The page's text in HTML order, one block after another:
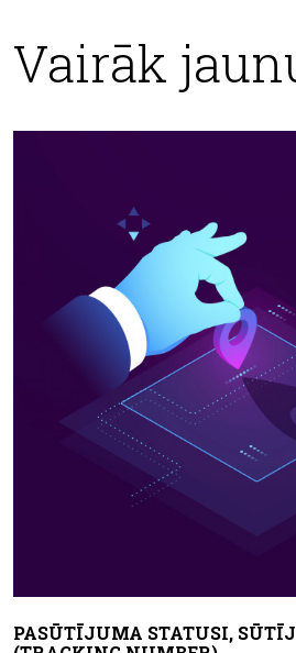
Vairāk
PASŪTĪJUMA STATUSI,